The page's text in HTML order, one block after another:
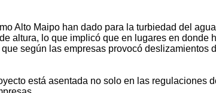
Alto Maipo han dado para la turbiedad del
altura, lo que implicó que en lugares en donde
según las empresas provocó deslizamientos
está asentada no solo en las regulaciones